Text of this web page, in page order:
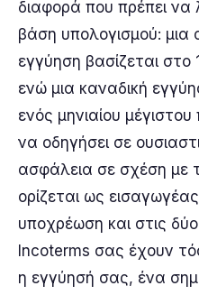
διαφορά που πρέπει να
βάση υπολογισμού: μια
εγγύηση βασίζεται
ενώ μια καναδική
ενός μηνιαίου
να οδηγήσει σε
ασφάλεια σε σχέση με
ορίζεται ως
υποχρέωση και στις
Incoterms σας έχουν
η εγγύησή σας, ένα